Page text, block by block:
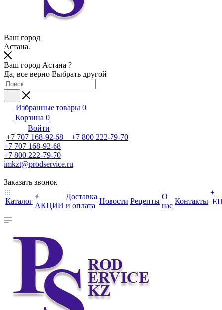
Ваш город
Астана
Ваш город Астана ?
Да, все верно Выбрать другой
Избранные товары 0
Корзина 0
Войти
+7 707 168-92-68 +7 800 222-79-70
+7 707 168-92-68
+7 800 222-79-70
imkzt@prodservice.ru
Заказать звонок
Каталог
АКЦИИ
Доставка
и оплата
Новости Рецепты
О
нас
Контакты
+